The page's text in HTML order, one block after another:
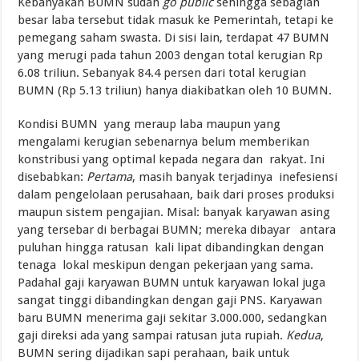
besar laba tersebut tidak masuk ke Pemerintah, tetapi ke
pemegang saham swasta. Di sisi lain, terdapat 47 BUMN
yang merugi pada tahun 2003 dengan total kerugian Rp
6.08 triliun. Sebanyak 84.4 persen dari total kerugian
BUMN (Rp 5.13 triliun) hanya diakibatkan oleh 10 BUMN.
Kondisi BUMN yang meraup laba maupun yang
mengalami kerugian sebenarnya belum memberikan
konstribusi yang optimal kepada negara dan rakyat. Ini
disebabkan: Pertama, masih banyak terjadinya inefesiensi
dalam pengelolaan perusahaan, baik dari proses produksi
maupun sistem pengajian. Misal: banyak karyawan asing
yang tersebar di berbagai BUMN; mereka dibayar antara
puluhan hingga ratusan kali lipat dibandingkan dengan
tenaga lokal meskipun dengan pekerjaan yang sama.
Padahal gaji karyawan BUMN untuk karyawan lokal juga
sangat tinggi dibandingkan dengan gaji PNS. Karyawan
baru BUMN menerima gaji sekitar 3.000.000, sedangkan
gaji direksi ada yang sampai ratusan juta rupiah. Kedua,
BUMN sering dijadikan sapi perahaan, baik untuk